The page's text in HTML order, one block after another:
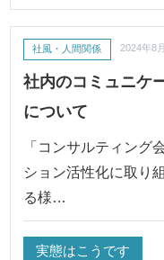
社内のコミュニケ
について
社風・人間関係 2024年8
「コンサルティング
ション活性化に取り
る様…
実態はこうです